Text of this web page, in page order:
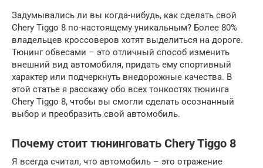
Задумывались ли вы когда-нибудь, как сделать свой
Chery Tiggo 8 по-настоящему уникальным? Более 80%
владельцев кроссоверов хотят выделиться на дороге.
Тюнинг обвесами – это отличный способ изменить
внешний вид автомобиля, придать ему спортивный
характер или подчеркнуть внедорожные качества. В
этой статье я расскажу обо всех тонкостях тюнинга
Chery Tiggo 8, чтобы вы смогли сделать осознанный
выбор и преобразить свой автомобиль.
Почему стоит тюнинговать Chery Tiggo 8
Я всегда считал, что автомобиль – это отражение